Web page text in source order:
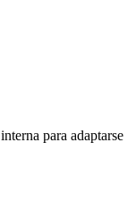
para adaptarse